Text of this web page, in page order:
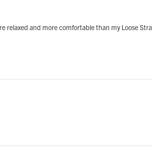
relaxed and more comfortable than my Loose